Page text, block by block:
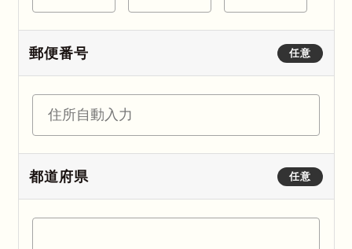
任意
郵便番号
任意
都道府県